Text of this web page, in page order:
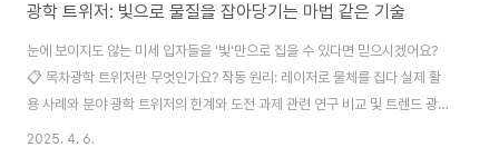
광학 트위저: 빛으로 물질을 잡아당기는 마법 같은 기술
눈에 보이지도 않는 미세 입자들을 '빛'만으로 집을 수 있다면 믿으시겠어요?
📋 목차광학 트위저란 무엇인가요? 작동 원리: 레이저로 물체를 집다 실제 활
용 사례와 분야 광학 트위저의 한계와 도전 과제 관련 연구 비교 및 트렌드 광학
트위저 기술의 미래광학 트위저란 무엇인가요?광학 트위저(Optical
2025. 4. 6.